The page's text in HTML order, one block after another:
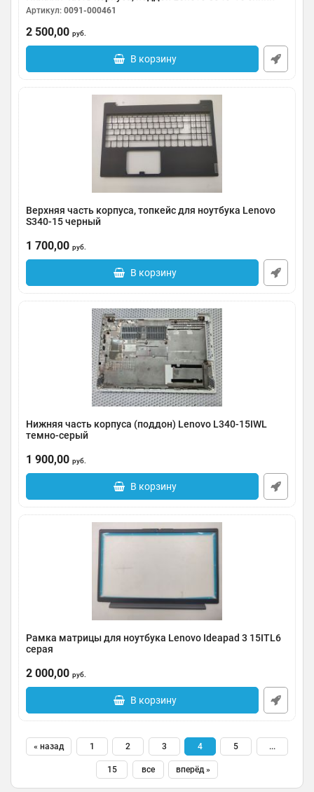
Артикул: 0091-000461
2 500,00 руб.
В корзину
Вeрхняя чaсть коpпуcа, топкейс для ноутбукa Lеnovо
S340-15 черный
1 700,00 руб.
В корзину
Нижняя часть корпуса (поддон) Lenovo L340-15IWL
темно-серый
1 900,00 руб.
В корзину
Рамка матрицы для ноутбука Lenovo Ideapad 3 15ITL6
серая
2 000,00 руб.
В корзину
« назад 1 2 3 4 5 ...
15 все вперёд »